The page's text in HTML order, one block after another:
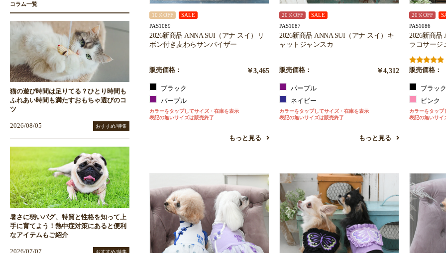
10％OFF SALE
PAS1089
2026新商品 ANNA SUI（アナ スイ）リ
ボン付き麦わらサンバイザー
販売価格： ￥3,465
ブラック
パープル
カラーをタップしてサイズ・在庫を表示
表記の無いサイズは販売終了
もっと見る
20％OFF SALE
PAS1087
2026新商品 ANNA SUI（アナ スイ）キ
ャットジャンスカ
販売価格： ￥4,312
パープル
ネイビー
カラーをタップしてサイズ・在庫を表示
表記の無いサイズは販売終了
もっと見る
20％OFF
PAS1086
2026新商品
ラコサージ
販売価格：
ブラック
ピンク
カラーをタップ
表記の無いサイ
コラム一覧
猫の遊び時間は足りてる？ひとり時間も
ふれあい時間も満たすおもちゃ選びのコ
ツ
2026/08/05 おすすめ/特集
暑さに弱いパグ、特質と性格を知って上
手に育てよう！熱中症対策にあると便利
なアイテムもご紹介
2026/07/07 おすすめ/特集